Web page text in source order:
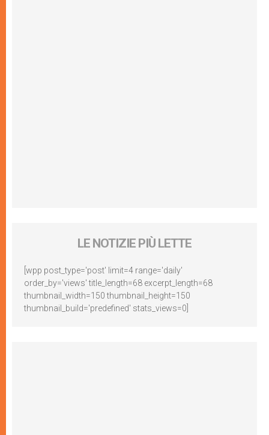
LE NOTIZIE PIÙ LETTE
[wpp post_type='post' limit=4 range='daily'
order_by='views' title_length=68 excerpt_length=68
thumbnail_width=150 thumbnail_height=150
thumbnail_build='predefined' stats_views=0]